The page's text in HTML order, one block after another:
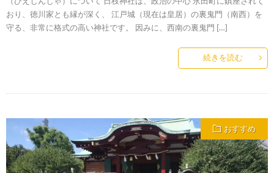
おり、徳川家とも縁が深く、 江戸城（現在は皇居）の裏鬼門（南西）を
守る、非常に格式の高い神社です。 因みに、西南の裏鬼門 […]
続きを読む
おすすめ